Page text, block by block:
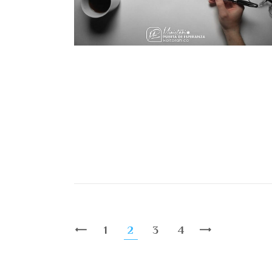
<
1 2 3 4